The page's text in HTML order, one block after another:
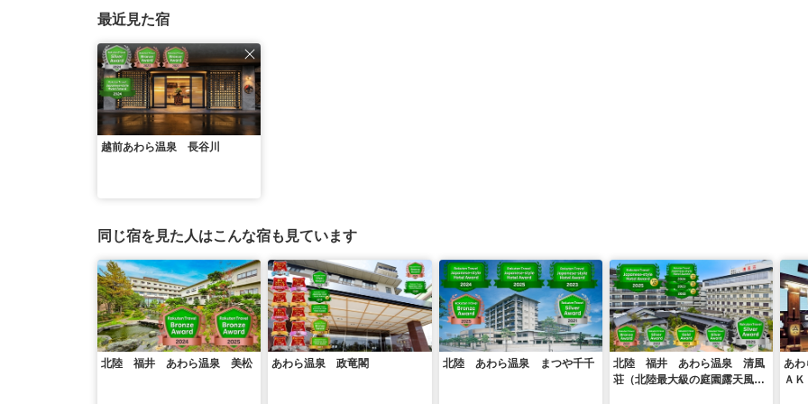
最近見た宿
越前あわら温泉 長谷川
同じ宿を見た人はこんな宿も見ています
北陸 福井 あわら温泉 美松 あわら温泉 政竜閣 北陸 あわら温泉 まつや千千
北陸 福井 あわら温泉 清風
荘（北陸最大級の庭園露天風呂
あ
ＡＫ